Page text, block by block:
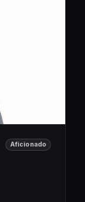
Aficionado